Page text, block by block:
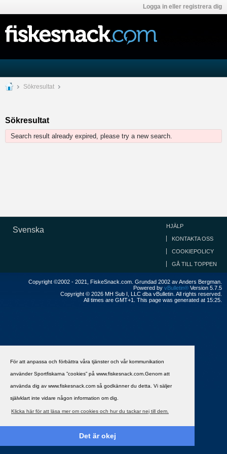
För att anpassa och förbättra våra tjänster och vår kommunikation
använder Sportfiskarna ”cookies” på www.fiskesnack.com.Genom att
använda dig av www.fiskesnack.com så godkänner du detta. Vi säljer
självklart inte vidare någon information om dig.
Klicka här för att läsa mer om cookies och hur du tackar nej till dem.
Det är okej
Logga in eller registrera dig
Sökresultat
Sökresultat
Search result already expired, please try a new search.
Svenska HJÄLP
KONTAKTA OSS
COOKIEPOLICY
GÅ TILL TOPPEN
Copyright ©2002 - 2021, FiskeSnack.com. Grundad 2002 av Anders Bergman.
Powered by vBulletin® Version 5.7.5
Copyright © 2026 MH Sub I, LLC dba vBulletin. All rights reserved.
All times are GMT+1. This page was generated at 15:25.